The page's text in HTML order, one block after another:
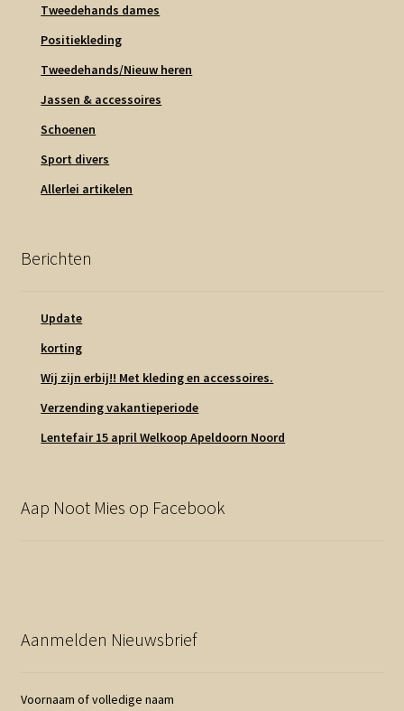
Tweedehands dames
Positiekleding
Tweedehands/Nieuw heren
Jassen & accessoires
Schoenen
Sport divers
Allerlei artikelen
Berichten
Update
korting
Wij zijn erbij!! Met kleding en accessoires.
Verzending vakantieperiode
Lentefair 15 april Welkoop Apeldoorn Noord
Aap Noot Mies op Facebook
Aanmelden Nieuwsbrief
Voornaam of volledige naam